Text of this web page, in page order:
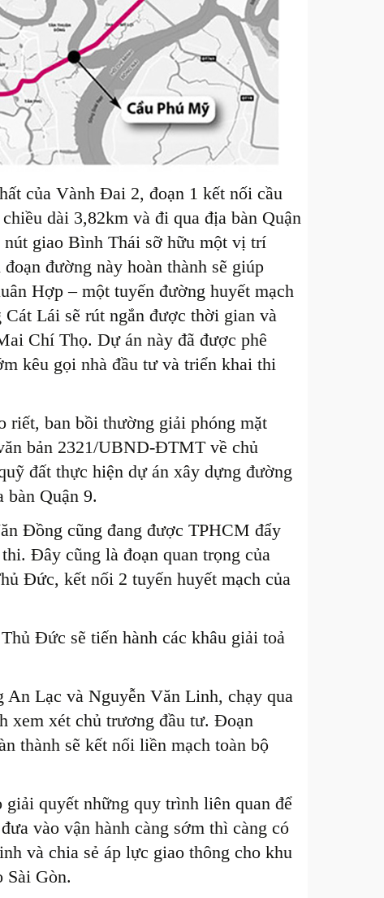
của Vành Đai 2, đoạn 1 kết nối cầu
dài 3,82km và đi qua địa bàn Quận
giao Bình Thái sỡ hữu một vị trí
đường này hoàn thành sẽ giúp
Hợp – một tuyến đường huyết mạch
Lái sẽ rút ngắn được thời gian và
Chí Thọ. Dự án này đã được phê
kêu gọi nhà đầu tư và triển khai thi
riết, ban bồi thường giải phóng mặt
bản 2321/UBND-ĐTMT về chủ
đất thực hiện dự án xây dựng đường
Quận 9.
Đồng cũng đang được TPHCM đẩy
Đây cũng là đoạn quan trọng của
Đức, kết nối 2 tuyến huyết mạch của
Đức sẽ tiến hành các khâu giải toả
Lạc và Nguyễn Văn Linh, chạy qua
xem xét chủ trương đầu tư. Đoạn
thành sẽ kết nối liền mạch toàn bộ
giải quyết những quy trình liên quan để
vào vận hành càng sớm thì càng có
và chia sẻ áp lực giao thông cho khu
Sài Gòn.